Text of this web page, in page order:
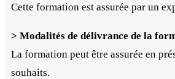
Cette formation est assurée par un
> Modalités de délivrance de la
La formation peut être assurée en
souhaits.